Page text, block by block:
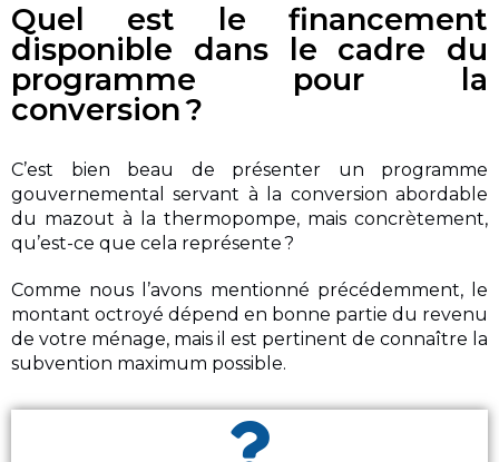
Quel est le financement
disponible dans le cadre du
programme pour la
conversion ?
C’est bien beau de présenter un programme
gouvernemental servant à la conversion abordable
du mazout à la thermopompe, mais concrètement,
qu’est-ce que cela représente ?
Comme nous l’avons mentionné précédemment, le
montant octroyé dépend en bonne partie du revenu
de votre ménage, mais il est pertinent de connaître la
subvention maximum possible.